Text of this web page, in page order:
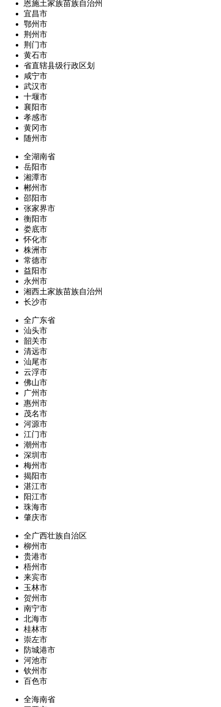
恩施土家族苗族自治州
宜昌市
鄂州市
荆州市
荆门市
黄石市
省直辖县级行政区划
咸宁市
武汉市
十堰市
襄阳市
孝感市
黄冈市
随州市
全湖南省
岳阳市
湘潭市
郴州市
邵阳市
张家界市
衡阳市
娄底市
怀化市
株洲市
常德市
益阳市
永州市
湘西土家族苗族自治州
长沙市
全广东省
汕头市
韶关市
清远市
汕尾市
云浮市
佛山市
广州市
惠州市
茂名市
河源市
江门市
潮州市
深圳市
梅州市
揭阳市
湛江市
阳江市
珠海市
肇庆市
全广西壮族自治区
柳州市
贵港市
梧州市
来宾市
玉林市
贺州市
南宁市
北海市
桂林市
崇左市
防城港市
河池市
钦州市
百色市
全海南省